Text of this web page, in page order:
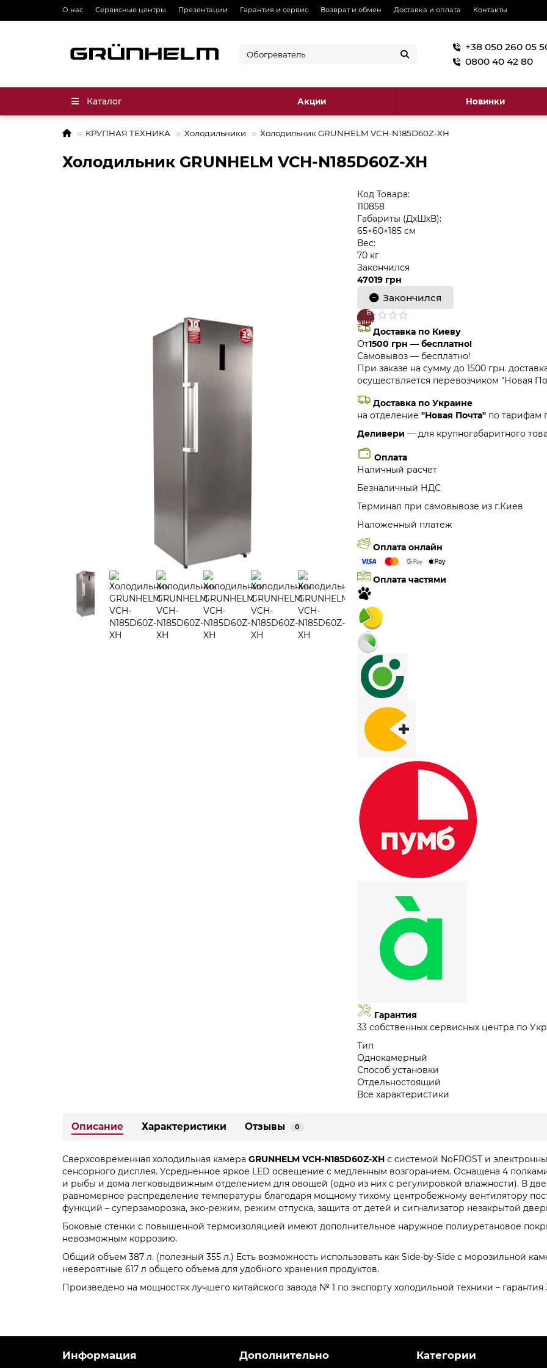
О нас Сервисные центры Презентации Гарантия и сервис Возврат и обмен Доставка и оплата Контакты
+38 050 260 05
0800 40 42 80
Каталог Акции Новинки
КРУПНАЯ ТЕХНИКА Холодильники Холодильник GRUNHELM VCH-N185D60Z-XH
Холодильник GRUNHELM VCH-N185D60Z-XH
Код Товара:
110858
Габариты (ДхШхВ):
65×60×185 см
Вес:
70 кг
Закончился
47019 грн
Закончился
В
закладки
В
сравнение
Доставка по Киеву
От1500 грн — бесплатно!
Самовывоз — бесплатно!
При заказе на сумму до 1500 грн.
осуществляется перевозчиком "Новая
Доставка по Украине
на отделение"Новая Почта" по тарифам
Деливери — для крупногабаритного
Оплата
Наличный расчет
Безналичный НДС
Терминал при самовывозе из г.Киев
Наложенный платеж
Оплата онлайн
Оплата частями
Гарантия
33 собственных сервисных центра по
Тип
Однокамерный
Способ установки
Отдельностоящий
Все характеристики
Описание Характеристики Отзывы 0
Сверхсовременная холодильная камера GRUNHELM VCH-N185D60Z-XH с системой NoFROST и
сенсорного дисплея. Усредненное яркое LED освещение с медленным возгоранием. Оснащена 4
и рыбы и дома легковыдвижным отделением для овощей (одно из них с регулировкой влажности). В
равномерное распределение температуры благодаря мощному тихому центробежному вентилятору
функций – суперзаморозка, эко-режим, режим отпуска, защита от детей и сигнализатор незакрытой
Боковые стенки с повышенной термоизоляцией имеют дополнительное наружное полиуретановое
невозможным коррозию.
Общий объем 387 л. (полезный 355 л.) Есть возможность использовать как Side-by-Side с морозильной
невероятные 617 л общего объема для удобного хранения продуктов.
Произведено на мощностях лучшего китайского завода № 1 по экспорту холодильной техники – гарантия
Информация Дополнительно Категории